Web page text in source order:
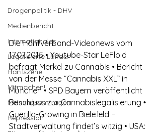
Drogenpolitik - DHV
Medienbericht
Internationales
Legalisierte Länder
Hanfszene
Mitmachen!
Meinungsumfragen
Repression
Die Hanfverband-Videonews vom
17.07.2015 • Youtube-Star LeFloid
befragt Merkel zu Cannabis • Bericht
von der Messe “Cannabis XXL” in
München • SPD Bayern veröffentlicht
Beschluss zur Cannabislegalisierung •
Guerilla-Growing in Bielefeld –
Stadtverwaltung findet’s witzig • USA: